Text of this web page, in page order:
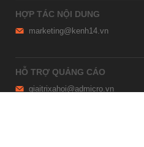
HỢP TÁC NỘI DUNG
marketing@kenh14.vn
HỖ TRỢ QUẢNG CÁO
giaitrixahoi@admicro.vn